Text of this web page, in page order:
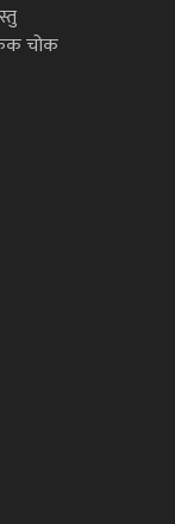
चोक